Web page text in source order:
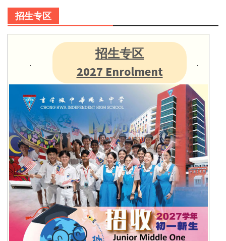
招生专区
招生专区
2027 Enrolment